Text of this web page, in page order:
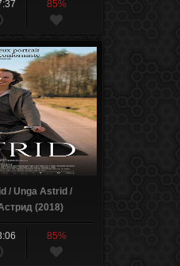
85%
/ Unga Astrid /
(2018)
85%